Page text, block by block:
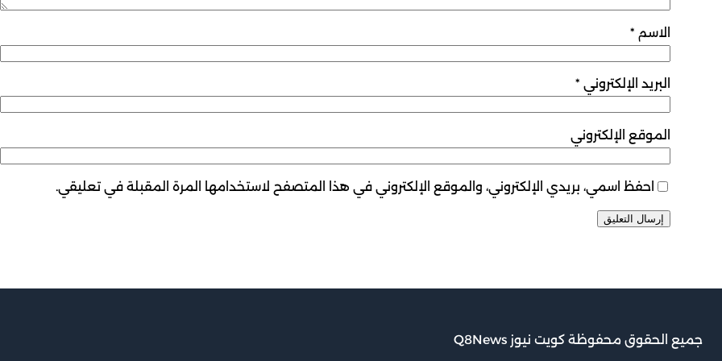
الاسم *
البريد الإلكتروني *
الموقع الإلكتروني
احفظ اسمي، بريدي الإلكتروني، والموقع الإلكتروني في هذا المتصفح لاستخدامها المرة المقبلة في تعليقي.
جميع الحقوق محفوظة كويت نيوز Q8News